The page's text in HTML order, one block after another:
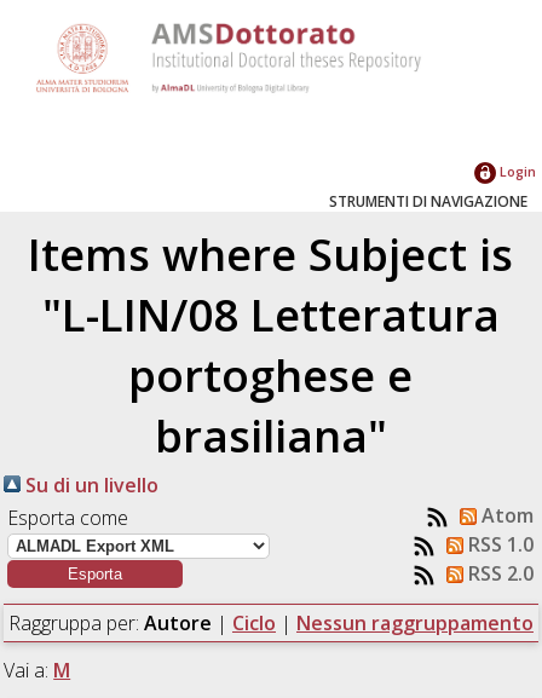
Login
STRUMENTI DI NAVIGAZIONE
Items where Subject is
"L-LIN/08 Letteratura
portoghese e
brasiliana"
Su di un livello
Esporta come
Atom
RSS 1.0
RSS 2.0
Raggruppa per: Autore | Ciclo | Nessun raggruppamento
Vai a: M